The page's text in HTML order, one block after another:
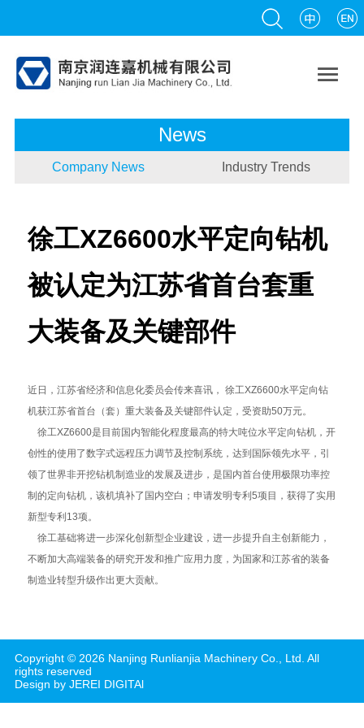

News
Company News Industry Trends
徐工XZ6600水平定向钻机
被认定为江苏省首台套重
大装备及关键部件
近日，江苏省经济和信息化委员会传来喜讯， 徐工XZ6600水平定向钻
机获江苏省首台（套）重大装备及关键部件认定，受资助50万元。
徐工XZ6600是目前国内智能化程度最高的特大吨位水平定向钻机，开
创性的使用了数字式远程压力调节及控制系统，达到国际领先水平，引
领了世界非开挖钻机制造业的发展及进步，是国内首台使用极限功率控
制的定向钻机，该机填补了国内空白；申请发明专利5项目，获得了实用
新型专利13项。
徐工基础将进一步深化创新型企业建设，进一步提升自主创新能力，
不断加大高端装备的研究开发和推广应用力度，为国家和江苏省的装备
制造业转型升级作出更大贡献。
Copyright © 2026 Nanjing Runlianjia Machinery Co., Ltd. All
rights reserved
Design by JEREI DIGITAl